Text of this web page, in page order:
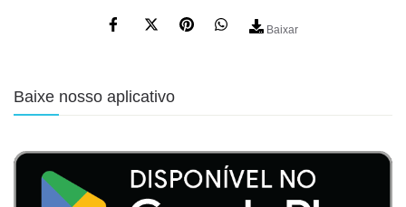
Baixar
Baixe nosso aplicativo